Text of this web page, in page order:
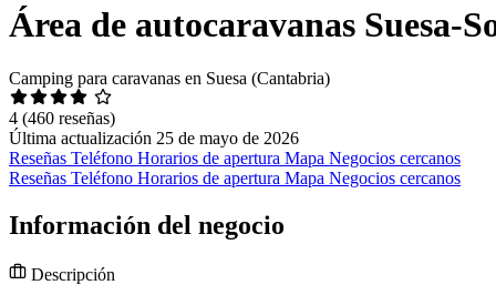
Área de autocaravanas Suesa-
Camping para caravanas en Suesa (Cantabria)
4 (460 reseñas)
Última actualización 25 de mayo de 2026
Reseñas Teléfono Horarios de apertura Mapa Negocios cercanos
Reseñas Teléfono Horarios de apertura Mapa Negocios cercanos
Información del negocio
Descripción